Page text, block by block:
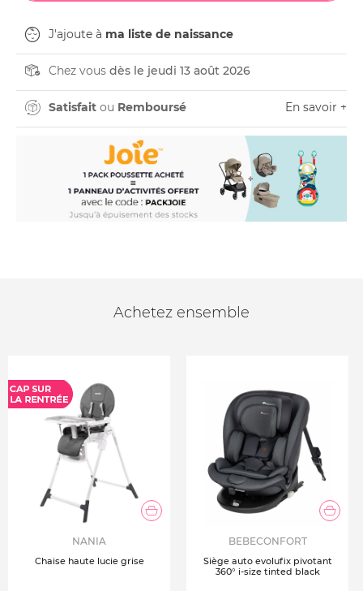
J'ajoute à ma liste de naissance
Chez vous dès le jeudi 13 août 2026
Satisfait ou Remboursé En savoir +
Achetez ensemble
NANIA
Chaise haute lucie grise
BEBECONFORT
Siège auto evolufix pivotant
360° i-size tinted black